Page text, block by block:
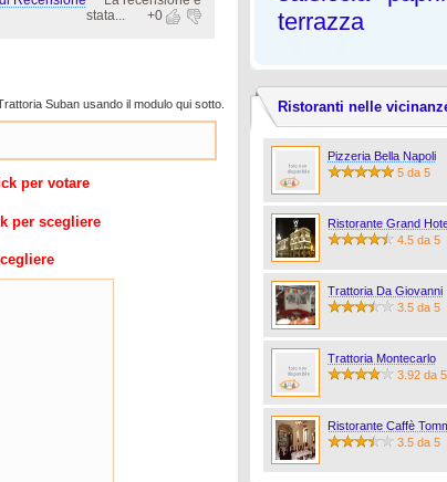
stata...
+0
Suban usando il modulo qui sotto.
per votare
per scegliere
terrazza
Ristoranti nelle
Pizzeria Bella Napoli
5 da 5
Ristorante Grand
4.5 da 5
Trattoria Da Giovanni
3.5 da 5
Trattoria Montecarlo
3.92 da 5
Ristorante Caffè
3.5 da 5